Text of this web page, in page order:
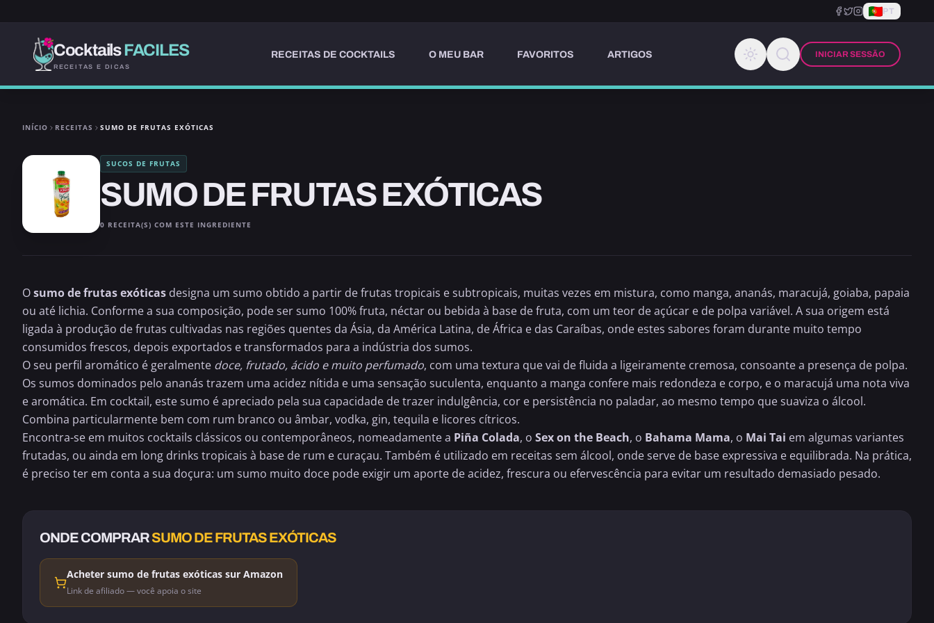
PT
CocktailsFACILES
RECEITAS E DICAS
RECEITAS DE COCKTAILS O MEU BAR FAVORITOS ARTIGOS INICIAR SESSÃO
INÍCIO RECEITAS SUMO DE FRUTAS EXÓTICAS
SUCOS DE FRUTAS
SUMO DE FRUTAS EXÓTICAS
0 RECEITA(S) COM ESTE INGREDIENTE
Osumo de frutas exóticas designa um sumo obtido a partir de frutas tropicais e subtropicais, muitas vezes em mistura, como manga, ananás, maracujá, goiaba, papaia
ou até lichia. Conforme a sua composição, pode ser sumo 100% fruta, néctar ou bebida à base de fruta, com um teor de açúcar e de polpa variável. A sua origem está
ligada à produção de frutas cultivadas nas regiões quentes da Ásia, da América Latina, de África e das Caraíbas, onde estes sabores foram durante muito tempo
consumidos frescos, depois exportados e transformados para a indústria dos sumos.
O seu perfil aromático é geralmente doce, frutado, ácido e muito perfumado, com uma textura que vai de fluida a ligeiramente cremosa, consoante a presença de polpa.
Os sumos dominados pelo ananás trazem uma acidez nítida e uma sensação suculenta, enquanto a manga confere mais redondeza e corpo, e o maracujá uma nota viva
e aromática. Em cocktail, este sumo é apreciado pela sua capacidade de trazer indulgência, cor e persistência no paladar, ao mesmo tempo que suaviza o álcool.
Combina particularmente bem com rum branco ou âmbar, vodka, gin, tequila e licores cítricos.
Encontra-se em muitos cocktails clássicos ou contemporâneos, nomeadamente a Piña Colada, o Sex on the Beach, o Bahama Mama, o Mai Tai em algumas variantes
frutadas, ou ainda em long drinks tropicais à base de rum e curaçau. Também é utilizado em receitas sem álcool, onde serve de base expressiva e equilibrada. Na prática,
é preciso ter em conta a sua doçura: um sumo muito doce pode exigir um aporte de acidez, frescura ou efervescência para evitar um resultado demasiado pesado.
ONDE COMPRARSUMO DE FRUTAS EXÓTICAS
Acheter sumo de frutas exóticas sur Amazon
Link de afiliado — você apoia o site